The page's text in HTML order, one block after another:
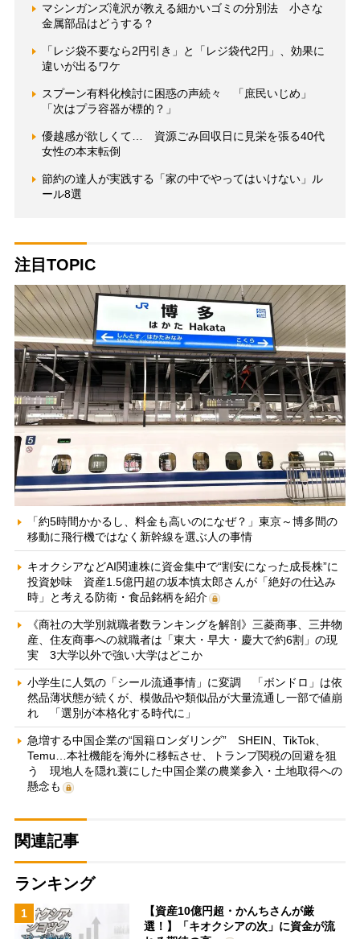
マシンガンズ滝沢が教える細かいゴミの分別法 小さな
金属部品はどうする？
「レジ袋不要なら2円引き」と「レジ袋代2円」、効果に
違いが出るワケ
スプーン有料化検討に困惑の声続々 「庶民いじめ」
「次はプラ容器が標的？」
優越感が欲しくて… 資源ごみ回収日に見栄を張る40代
女性の本末転倒
節約の達人が実践する「家の中でやってはいけない」ル
ール8選
注目TOPIC
「約5時間かかるし、料金も高いのになぜ？」東京～博多間の
移動に飛行機ではなく新幹線を選ぶ人の事情
キオクシアなどAI関連株に資金集中で“割安になった成長株”に
投資妙味 資産1.5億円超の坂本慎太郎さんが「絶好の仕込み
時」と考える防衛・食品銘柄を紹介
《商社の大学別就職者数ランキングを解剖》三菱商事、三井物
産、住友商事への就職者は「東大・早大・慶大で約6割」の現
実 3大学以外で強い大学はどこか
小学生に人気の「シール流通事情」に変調 「ボンドロ」は依
然品薄状態が続くが、模倣品や類似品が大量流通し一部で値崩
れ 「選別が本格化する時代に」
急増する中国企業の“国籍ロンダリング” SHEIN、TikTok、
Temu…本社機能を海外に移転させ、トランプ関税の回避を狙
う 現地人を隠れ蓑にした中国企業の農業参入・土地取得への
懸念も
関連記事
ランキング
1
【資産10億円超・かんちさんが厳
選！】「キオクシアの次」に資金が流